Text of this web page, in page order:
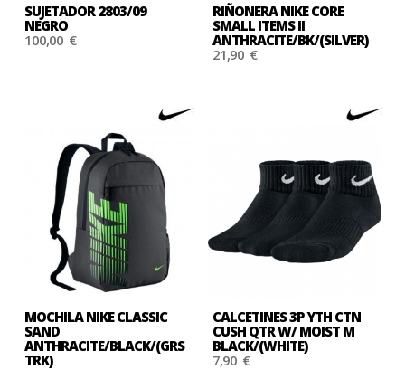
SUJETADOR 2803/09
NEGRO
100,00 €
RIÑONERA NIKE CORE
SMALL ITEMS II
ANTHRACITE/BK/(SILVER)
21,90 €
MOCHILA NIKE CLASSIC
SAND
ANTHRACITE/BLACK/(GRS
TRK)
CALCETINES 3P YTH CTN
CUSH QTR W/ MOIST M
BLACK/(WHITE)
7,90 €